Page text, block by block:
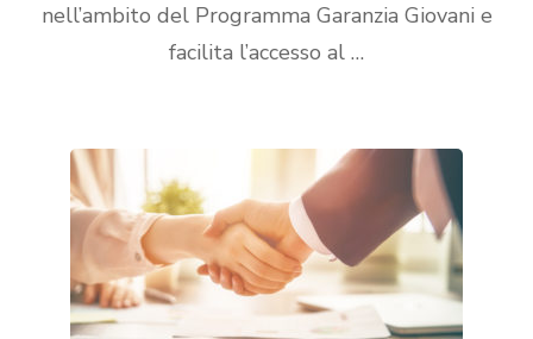
nell’ambito del Programma Garanzia Giovani e
facilita l’accesso al …